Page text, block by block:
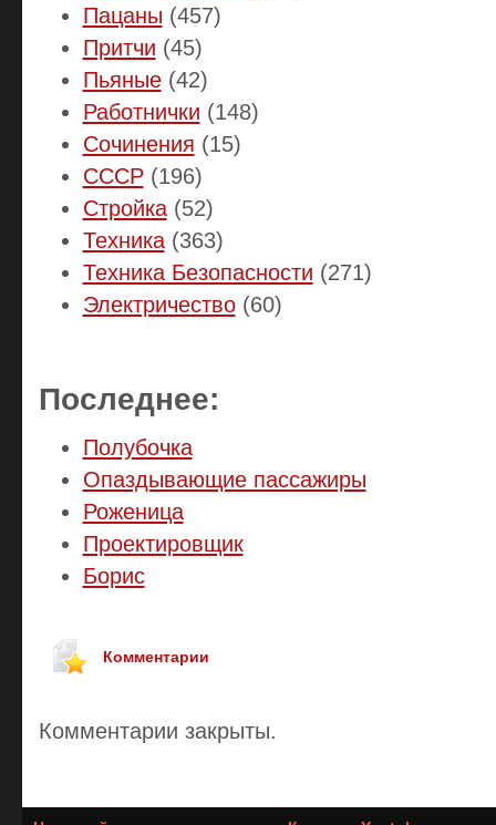
Пацаны (457)
Притчи (45)
Пьяные(42)
Работнички (148)
Сочинения (15)
СССР(196)
Стройка(52)
Техника(363)
Техника Безопасности (271)
Электричество(60)
Последнее:
Полубочка
Опаздывающие пассажиры
Роженица
Проектировщик
Борис
Комментарии
Комментарии закрыты.